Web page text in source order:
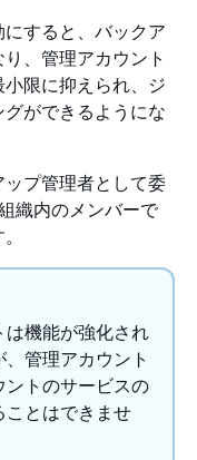
すると、バックア
、管理アカウント
限に抑えられ、ジ
ができるようにな
プ管理者として委
織内のメンバーで
機能が強化され
管理アカウント
トのサービスの
ことはできませ